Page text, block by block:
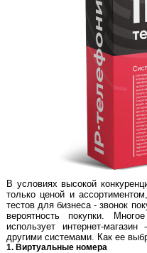
В условиях высокой
только ценой и
тестов для бизнеса - звонок
вероятность покупки.
использует интернет-
другими системами. Как ее
1. Виртуальные номера